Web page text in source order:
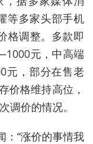
等多家头部手机
格调整。多款即
元，中高端
元，部分在售老
价格维持高位，
调价的情况。
：“涨价的事情我